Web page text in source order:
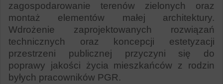
zagospodarowanie terenów zielonych oraz
montaż elementów małej architektury.
Wdrożenie zaprojektowanych rozwiązań
technicznych oraz koncepcji estetyzacji
przestrzeni publicznej przyczyni się do
poprawy jakości życia mieszkańców z rodzin
byłych pracowników PGR.